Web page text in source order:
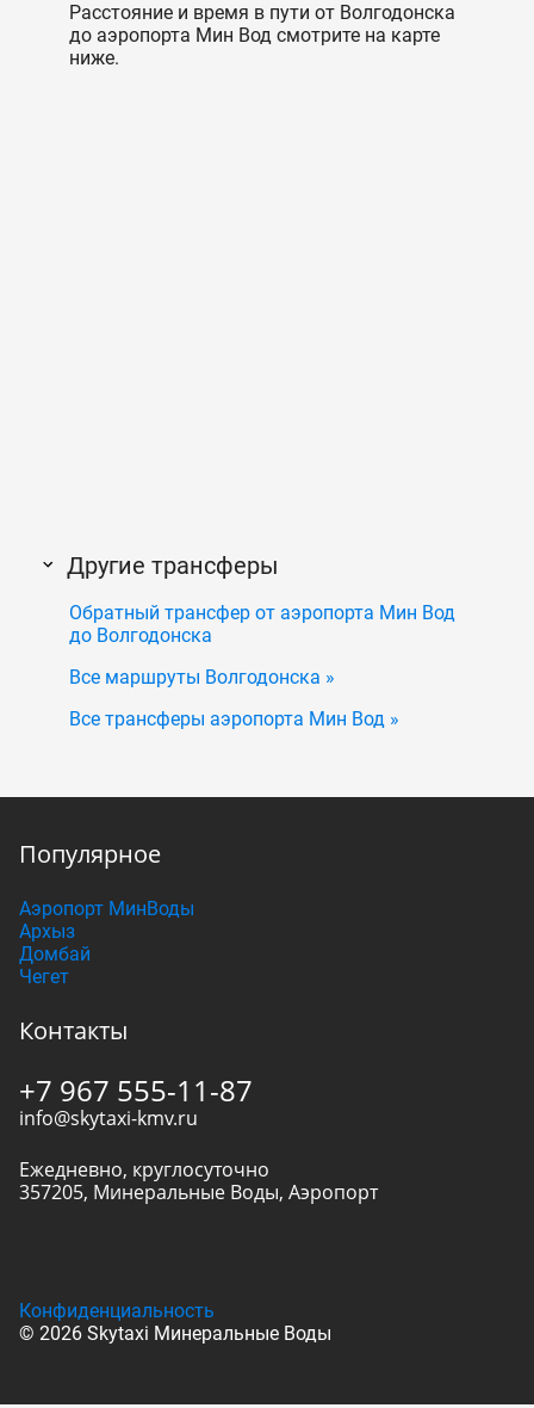
Расстояние и время в пути от Волгодонска
до аэропорта Мин Вод смотрите на карте
ниже.
Другие трансферы
Обратный трансфер от аэропорта Мин Вод
до Волгодонска
Все маршруты Волгодонска »
Все трансферы аэропорта Мин Вод »
Популярное
Аэропорт МинВоды
Архыз
Домбай
Чегет
Контакты
+7 967 555-11-87
info@skytaxi-kmv.ru
Ежедневно, круглосуточно
357205, Минеральные Воды, Аэропорт
© 2026 Skytaxi Минеральные Воды
Конфиденциальность